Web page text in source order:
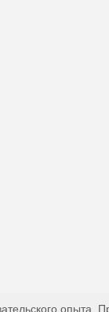
опыта.